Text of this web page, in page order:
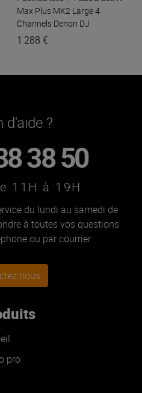
Max Plus MK2 Large 4
Channels Denon DJ
1 288 €
d'aide ?
38 50
11H à 19H
du lundi au samedi de
à toutes vos questions
ou par courrier.
nous
pro